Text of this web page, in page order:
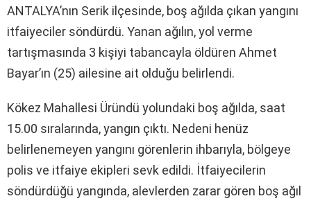
ANTALYA’nın Serik ilçesinde, boş ağılda çıkan yangını
itfaiyeciler söndürdü. Yanan ağılın, yol verme
tartışmasında 3 kişiyi tabancayla öldüren Ahmet
Bayar’ın (25) ailesine ait olduğu belirlendi.
Kökez Mahallesi Üründü yolundaki boş ağılda, saat
15.00 sıralarında, yangın çıktı. Nedeni henüz
belirlenemeyen yangını görenlerin ihbarıyla, bölgeye
polis ve itfaiye ekipleri sevk edildi. İtfaiyecilerin
söndürdüğü yangında, alevlerden zarar gören boş ağıl